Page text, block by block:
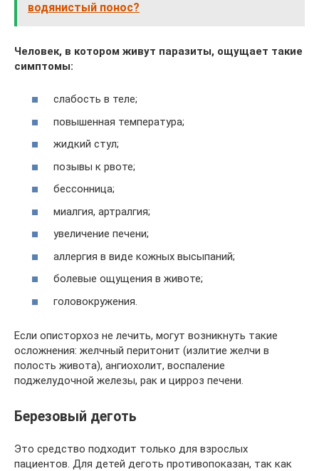
водянистый понос?
Человек, в котором живут паразиты, ощущает такие
симптомы:
слабость в теле;
повышенная температура;
жидкий стул;
позывы к рвоте;
бессонница;
миалгия, артралгия;
увеличение печени;
аллергия в виде кожных высыпаний;
болевые ощущения в животе;
головокружения.
Если описторхоз не лечить, могут возникнуть такие
осложнения: желчный перитонит (излитие желчи в
полость живота), ангиохолит, воспаление
поджелудочной железы, рак и цирроз печени.
Березовый деготь
Это средство подходит только для взрослых
пациентов. Для детей деготь противопоказан, так как